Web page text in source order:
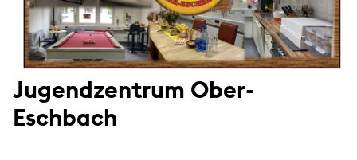
Jugendzentrum Ober-
Eschbach